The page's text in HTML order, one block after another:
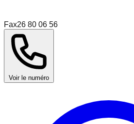
Fax26 80 06 56
Voir le numéro